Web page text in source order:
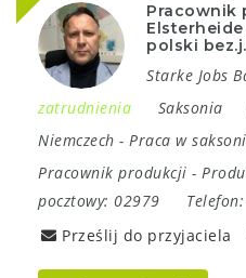
Pracownik
polski
Starke Jobs
zatrudnienia
Saksonia
Niemczech - Praca w
Pracownik produkcji -
pocztowy: 02979 Telefon:
Prześlij do przyjaciela